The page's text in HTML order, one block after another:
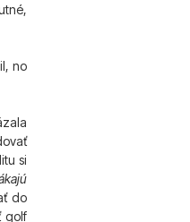
no
si
do
golf